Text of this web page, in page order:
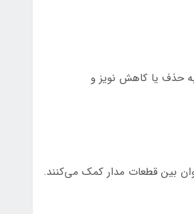
حذف یا کاهش نویز و
بین قطعات مدار کمک می‌کنند.